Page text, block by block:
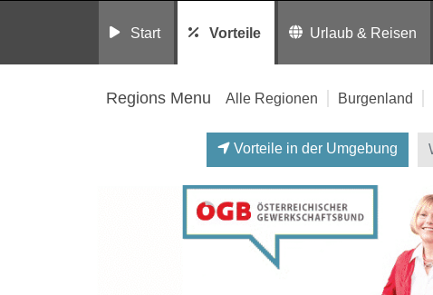
Start Vorteile Urlaub & Reisen
Regions Menu Alle Regionen Burgenland
Vorteile in der Umgebung